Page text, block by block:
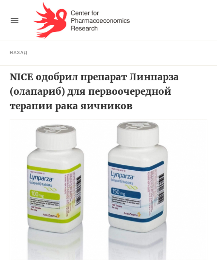
НАЗАД
NICE одобрил препарат Линпарза
(олапариб) для первоочередной
терапии рака яичников